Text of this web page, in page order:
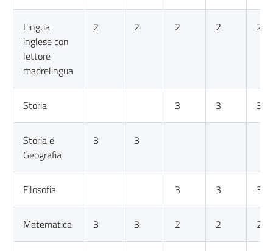
Lingua
inglese con
lettore
madrelingua
2 2 2 2 2
Storia 3 3 3
Storia e
Geografia
3 3
Filosofia 3 3 3
Matematica 3 3 2 2 2